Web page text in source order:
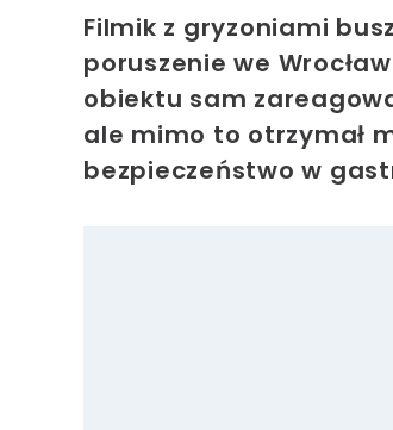
Filmik z gryzoniami
poruszenie we
obiektu sam
ale mimo to otrzymał
bezpieczeństwo w